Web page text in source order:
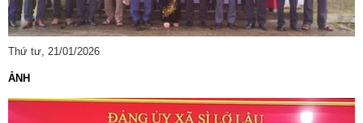
Thứ tư, 21/01/2026
ẢNH